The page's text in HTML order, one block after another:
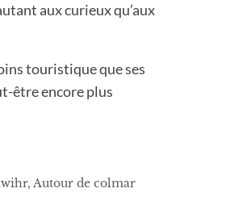
aux curieux qu’aux
touristique que ses
être encore plus